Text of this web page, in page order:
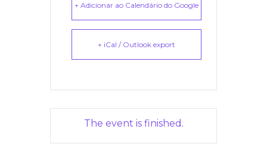
+ Adicionar ao Calendário do Google
+ iCal / Outlook export
The event is finished.